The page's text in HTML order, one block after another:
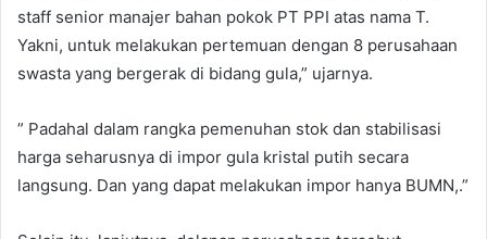
staff senior manajer bahan pokok PT PPI atas nama T.
Yakni, untuk melakukan pertemuan dengan 8 perusahaan
swasta yang bergerak di bidang gula,” ujarnya.
” Padahal dalam rangka pemenuhan stok dan stabilisasi
harga seharusnya di impor gula kristal putih secara
langsung. Dan yang dapat melakukan impor hanya BUMN,.”